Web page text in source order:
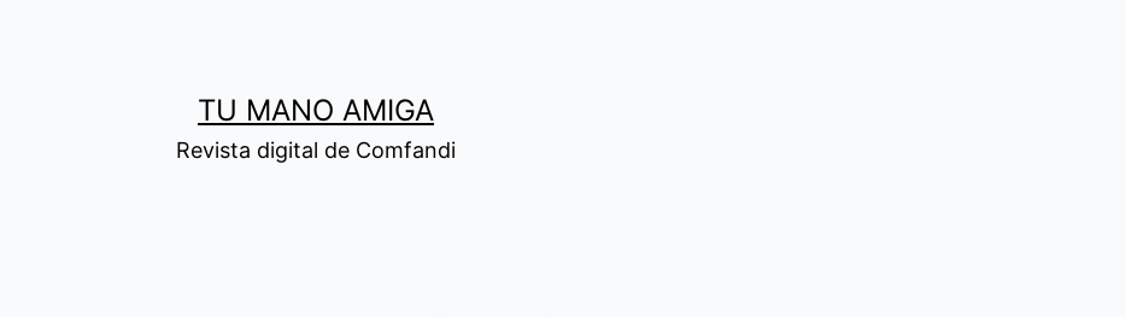
TU MANO AMIGA
Revista digital de Comfandi